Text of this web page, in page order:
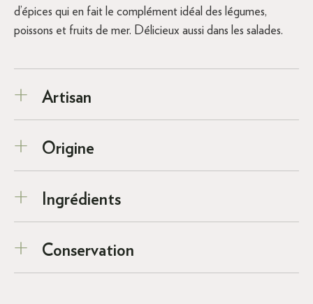
d’épices qui en fait le complément idéal des légumes,
poissons et fruits de mer. Délicieux aussi dans les salades.
Artisan
Origine
Ingrédients
Conservation